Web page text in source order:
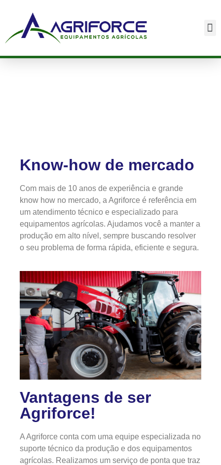
Know-how de mercado
Com mais de 10 anos de experiência e grande
know how no mercado, a Agriforce é referência em
um atendimento técnico e especializado para
equipamentos agrícolas. Ajudamos você a manter a
produção em alto nível, sempre buscando resolver
o seu problema de forma rápida, eficiente e segura.
Vantagens de ser
Agriforce!
A Agriforce conta com uma equipe especializada no
suporte técnico da produção e dos equipamentos
agrícolas. Realizamos um serviço de ponta que traz